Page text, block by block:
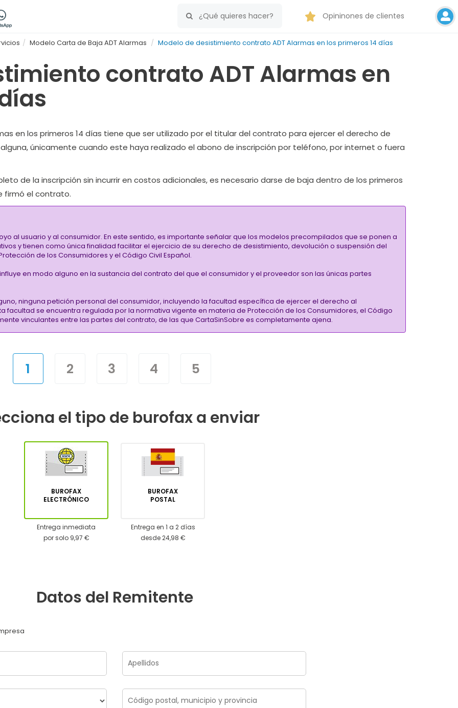
Opininones de clientes
Modelo Carta de Baja ADT Alarmas Modelo de desistimiento contrato ADT Alarmas en los primeros 14 días
contrato ADT Alarmas en
en los primeros 14 días tiene que ser utilizado por el titular del contrato para ejercer el derecho de
únicamente cuando este haya realizado el abono de inscripción por teléfono, por internet o fuera
de la inscripción sin incurrir en costos adicionales, es necesario darse de baja dentro de los primeros
firmó el contrato.
al usuario y al consumidor. En este sentido, es importante señalar que los modelos precompilados que se ponen a
y tienen como única finalidad facilitar el ejercicio de su derecho de desistimiento, devolución o suspensión del
de los Consumidores y el Código Civil Español.
en modo alguno en la sustancia del contrato del que el consumidor y el proveedor son las únicas partes
ninguna petición personal del consumidor, incluyendo la facultad específica de ejercer el derecho al
facultad se encuentra regulada por la normativa vigente en materia de Protección de los Consumidores, el Código
vinculantes entre las partes del contrato, de las que CartaSinSobre es completamente ajena.
1 2 3 4 5
el tipo de burofax a enviar
BUROFAX
ELECTRÓNICO
Entrega inmediata
por solo 9,97 €
BUROFAX
POSTAL
Entrega en 1 a 2 días
desde 24,98 €
Datos del Remitente